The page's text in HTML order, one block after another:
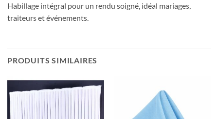
Habillage intégral pour un rendu soigné, idéal mariages,
traiteurs et événements.
PRODUITS SIMILAIRES